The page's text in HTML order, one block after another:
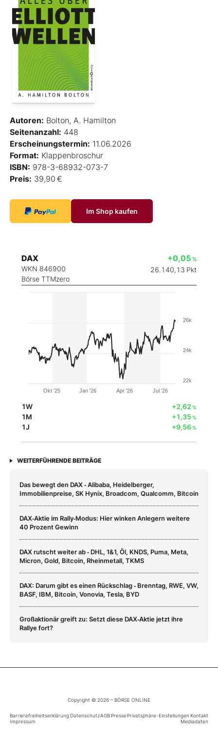
Autoren: Bolton, A. Hamilton
Seitenanzahl: 448
Erscheinungstermin: 11.06.2026
Format: Klappenbroschur
ISBN: 978-3-68932-073-7
Preis: 39,90 €
Im Shop kaufen
DAX
WKN 846900
Börse TTMzero
+0,05 %
26.140,13 Pkt
Okt '25 Jan '26 Apr '26 Jul '26
22k
24k
26k
1W +2,62%
1M +1,35%
1J +9,56%
WEITERFÜHRENDE BEITRÄGE
Das bewegt den DAX ‑ Alibaba, Heidelberger,
Immobilienpreise, SK Hynix, Broadcom, Qualcomm, Bitcoin
DAX‑Aktie im Rally‑Modus: Hier winken Anlegern weitere
40 Prozent Gewinn
DAX rutscht weiter ab ‑ DHL, 1&1, Öl, KNDS, Puma, Meta,
Micron, Gold, Bitcoin, Rheinmetall, TKMS
DAX: Darum gibt es einen Rückschlag ‑ Brenntag, RWE, VW,
BASF, IBM, Bitcoin, Vonovia, Tesla, BYD
Großaktionär greift zu: Setzt diese DAX‑Aktie jetzt ihre
Rallye fort?
Copyright © 2026 – BÖRSE ONLINE
Barrierefreiheitserklärung DatenschutzAGB PressePrivatsphäre-Einstellungen Kontakt
Impressum
Mediadaten